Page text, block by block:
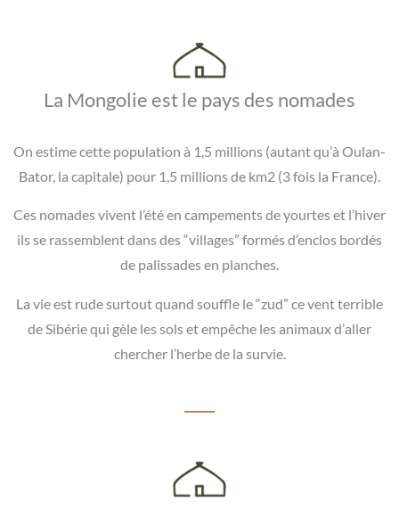
La Mongolie est le pays des nomades
On estime cette population à 1,5 millions (autant qu’à Oulan-
Bator, la capitale) pour 1,5 millions de km2 (3 fois la France).
Ces nomades vivent l’été en campements de yourtes et l’hiver
ils se rassemblent dans des “villages” formés d’enclos bordés
de palissades en planches.
La vie est rude surtout quand souffle le “zud” ce vent terrible
de Sibérie qui gèle les sols et empêche les animaux d’aller
chercher l’herbe de la survie.